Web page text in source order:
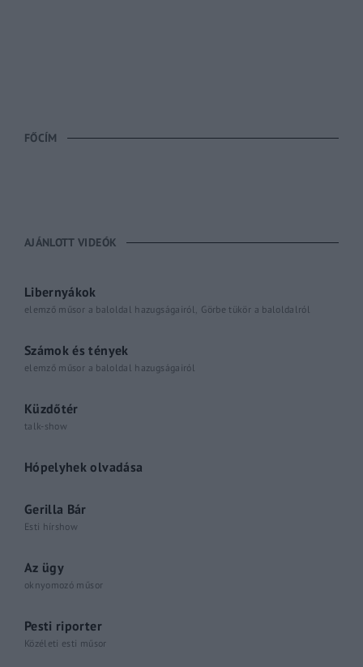
FŐCÍM
AJÁNLOTT VIDEÓK
Libernyákok
elemző műsor a baloldal hazugságairól Görbe tükör a baloldalról
Számok és tények
elemző műsor a baloldal hazugságairól
Küzdőtér
talk-show
Hópelyhek olvadása
Gerilla Bár
Esti hírshow
Az ügy
oknyomozó műsor
Pesti riporter
Közéleti esti műsor